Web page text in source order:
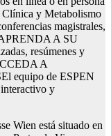
Clínica y Metabolismo
magistrales,
A SU
resúmenes y
A
equipo de ESPEN
y
Wien está situado en